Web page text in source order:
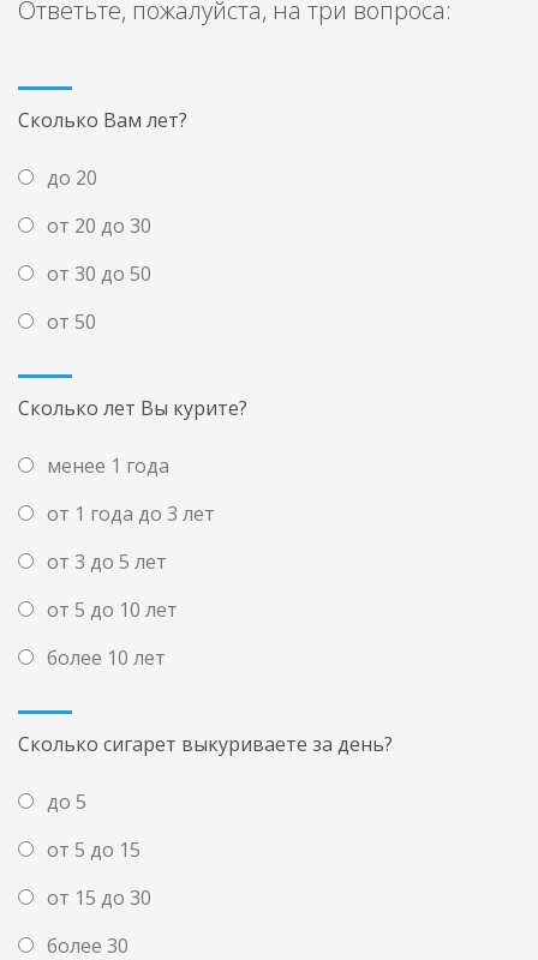
Ответьте, пожалуйста, на три вопроса:
Сколько Вам лет?
до 20
от 20 до 30
от 30 до 50
от 50
Сколько лет Вы курите?
менее 1 года
от 1 года до 3 лет
от 3 до 5 лет
от 5 до 10 лет
более 10 лет
Сколько сигарет выкуриваете за день?
до 5
от 5 до 15
от 15 до 30
более 30